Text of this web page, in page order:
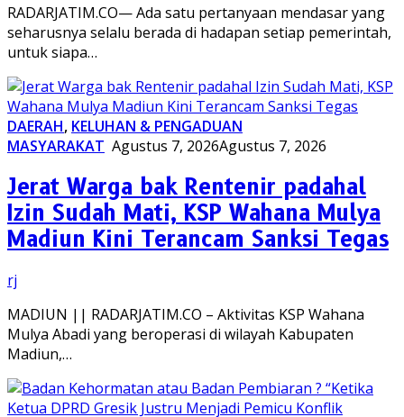
RADARJATIM.CO— Ada satu pertanyaan mendasar yang
seharusnya selalu berada di hadapan setiap pemerintah,
untuk siapa…
DAERAH, KELUHAN & PENGADUAN
MASYARAKAT Agustus 7, 2026Agustus 7, 2026
Jerat Warga bak Rentenir padahal
Izin Sudah Mati, KSP Wahana Mulya
Madiun Kini Terancam Sanksi Tegas
rj
MADIUN || RADARJATIM.CO – Aktivitas KSP Wahana
Mulya Abadi yang beroperasi di wilayah Kabupaten
Madiun,…